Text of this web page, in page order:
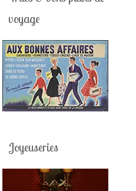
voyage
Joyeuseries